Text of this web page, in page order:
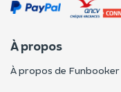
À propos
À propos de Funbooker